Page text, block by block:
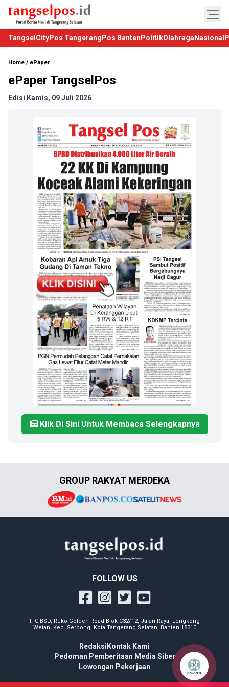
TangselCityPos Tangerang Pos Banten PolitikOlahraga Nasional
Home / ePaper
ePaper TangselPos
Edisi Kamis, 09 Juli 2026
Klik Di Sini Untuk Membaca Selengkapnya
GROUP RAKYAT MERDEKA
FOLLOW US
ITC BSD, Ruko Golden Road Blok C32/12, Jalan Raya, Lengkong
Wetan, Kec. Serpong, Kota Tangerang Selatan, Banten 15310
Redaksi Kontak Kami
Pedoman Pemberitaan Media Siber
Lowongan Pekerjaan